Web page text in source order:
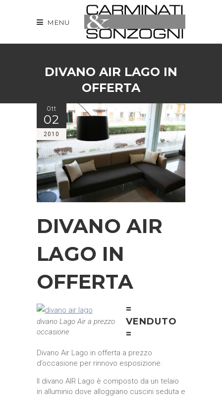
MENU
DIVANO AIR LAGO IN
OFFERTA
Ott
02
2010
DIVANO AIR
LAGO IN
OFFERTA
divano Lago Air a prezzo
occasione
=
VENDUTO
=
Divano Air Lago in offerta a prezzo
d’occasione per rinnovo esposizione.
Il divano AIR Lago è composto da un telaio
in alluminio dove alloggiano cuscini seduta e